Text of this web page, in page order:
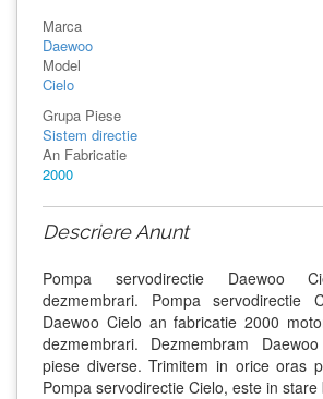
Marca
Daewoo
Model
Cielo
Grupa Piese
Sistem directie
An Fabricatie
2000
Descriere Anunt
Pompa servodirectie Daewoo
dezmembrari. Pompa servodirectie
Daewoo Cielo an fabricatie 2000
dezmembrari. Dezmembram
piese diverse. Trimitem in orice oras
Pompa servodirectie Cielo, este in stare